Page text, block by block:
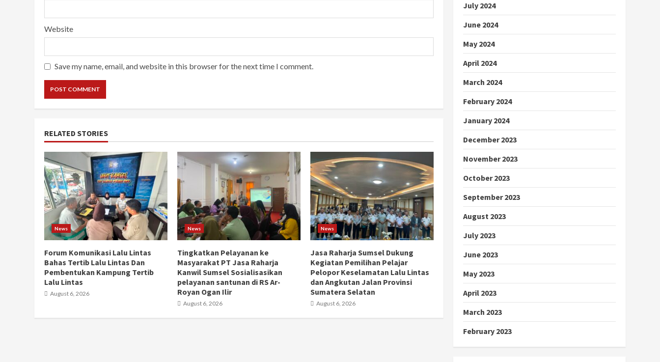
Website
Save my name, email, and website in this browser for the next time I comment.
RELATED STORIES
News
Forum Komunikasi Lalu Lintas
Bahas Tertib Lalu Lintas Dan
Pembentukan Kampung Tertib
Lalu Lintas
August 6, 2026
News
Tingkatkan Pelayanan ke
Masyarakat PT Jasa Raharja
Kanwil Sumsel Sosialisasikan
pelayanan santunan di RS Ar-
Royan Ogan Ilir
August 6, 2026
News
Jasa Raharja Sumsel Dukung
Kegiatan Pemilihan Pelajar
Pelopor Keselamatan Lalu Lintas
dan Angkutan Jalan Provinsi
Sumatera Selatan
August 6, 2026
July 2024
June 2024
May 2024
April 2024
March 2024
February 2024
January 2024
December 2023
November 2023
October 2023
September 2023
August 2023
July 2023
June 2023
May 2023
April 2023
March 2023
February 2023